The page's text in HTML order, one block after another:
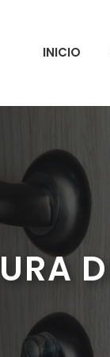
INICIO